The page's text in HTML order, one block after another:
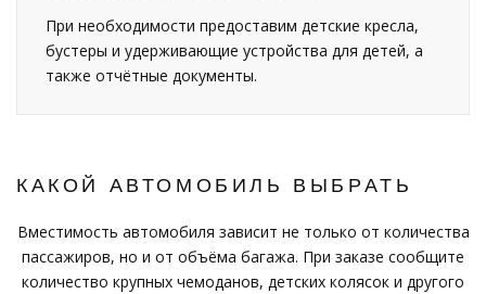
При необходимости предоставим детские кресла,
бустеры и удерживающие устройства для детей, а
также отчётные документы.
КАКОЙ АВТОМОБИЛЬ ВЫБРАТЬ
Вместимость автомобиля зависит не только от количества
пассажиров, но и от объёма багажа. При заказе сообщите
количество крупных чемоданов, детских колясок и другого